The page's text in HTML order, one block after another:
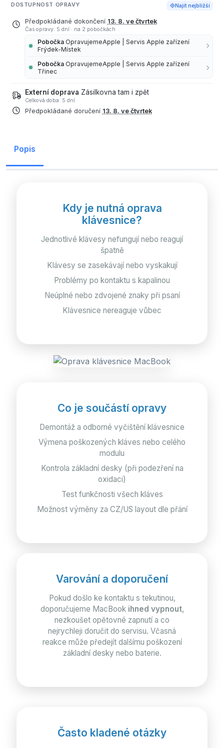
DOSTUPNOST OPRAVY Najít nejbližší
Předpokládané dokončení 13. 8. ve čtvrtek
Čas opravy: 5 dní · na 2 pobočkách
Pobočka OpravujemeApple | Servis Apple zařízení
Frýdek-Místek
Pobočka OpravujemeApple | Servis Apple zařízení
Třinec
Externí doprava Zásilkovna tam i zpět
Celková doba: 5 dní
Předpokládané doručení 13. 8. ve čtvrtek
Popis
Kdy je nutná oprava
klávesnice?
Jednotlivé klávesy nefungují nebo reagují
špatně
Klávesy se zasekávají nebo vyskakují
Problémy po kontaktu s kapalinou
Neúplné nebo zdvojené znaky při psaní
Klávesnice nereaguje vůbec
Co je součástí opravy
Demontáž a odborné vyčištění klávesnice
Výmena poškozených kláves nebo celého
modulu
Kontrola základní desky (při podezření na
oxidaci)
Test funkčnosti všech kláves
Možnost výměny za CZ/US layout dle přání
Varování a doporučení
Pokud došlo ke kontaktu s tekutinou,
doporučujeme MacBook ihned vypnout,
nezkoušet opětovné zapnutí a co
nejrychleji doručit do servisu. Včasná
reakce může předejít dalšímu poškození
základní desky nebo baterie.
Často kladené otázky